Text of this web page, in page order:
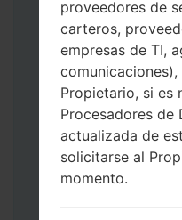
HOME_CSC
operador"
Agregue todos
Si desea hacer
use
datos y
Ahora apague
de Descarga.
métodos:
proveedores de
carteros,
empresas de TI,
Propietario, si es
Procesadores de
actualizada de
solicitarse al
momento.